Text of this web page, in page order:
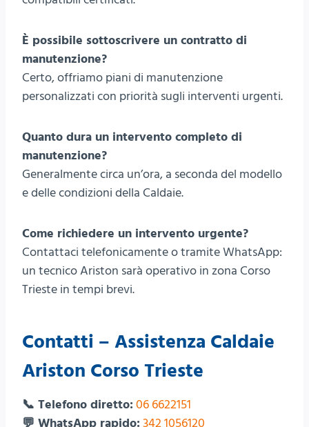
È possibile sottoscrivere un contratto di
manutenzione?
Certo, offriamo piani di manutenzione
personalizzati con priorità sugli interventi urgenti.
Quanto dura un intervento completo di
manutenzione?
Generalmente circa un’ora, a seconda del modello
e delle condizioni della Caldaie.
Come richiedere un intervento urgente?
Contattaci telefonicamente o tramite WhatsApp:
un tecnico Ariston sarà operativo in zona Corso
Trieste in tempi brevi.
Contatti – Assistenza Caldaie
Ariston Corso Trieste
📞 Telefono diretto: 06 6622151
💬 WhatsApp rapido: 342 1056120